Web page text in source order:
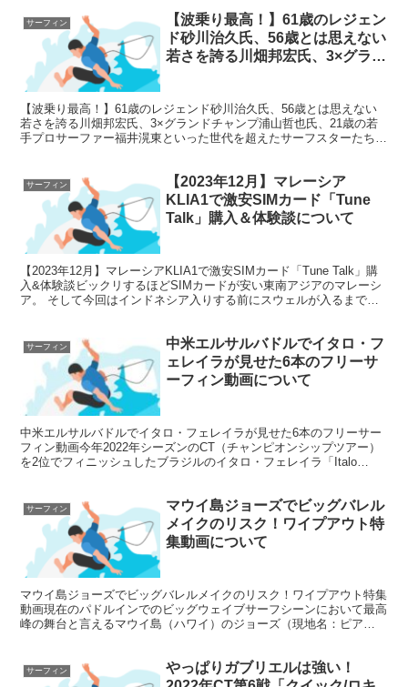
サーフィン
【波乗り最高！】61歳のレジェン
ド砂川治久氏、56歳とは思えない
若さを誇る川畑邦宏氏、3×グラン
た世代を超えたサーフスターたち
によるファンサーフ・セッション
について
【波乗り最高！】61歳のレジェンド砂川治久氏、56歳とは思えない
若さを誇る川畑邦宏氏、3×グランドチャンプ浦山哲也氏、21歳の若
手プロサーファー福井滉東といった世代を超えたサーフスターたちに
サーフィン
【2023年12月】マレーシア
KLIA1で激安SIMカード「Tune
Talk」購入＆体験談について
【2023年12月】マレーシアKLIA1で激安SIMカード「Tune Talk」購
入&体験談ビックリするほどSIMカードが安い東南アジアのマレーシ
ア。 そして今回はインドネシア入りする前にスウェルが入るまでク
サーフィン
中米エルサルバドルでイタロ・フ
ェレイラが見せた6本のフリーサ
ーフィン動画について
中米エルサルバドルでイタロ・フェレイラが見せた6本のフリーサー
フィン動画今年2022年シーズンのCT（チャンピオンシップツアー）
を2位でフィニッシュしたブラジルのイタロ・フェレイラ「Italo
サーフィン
マウイ島ジョーズでビッグバレル
メイクのリスク！ワイプアウト特
集動画について
マウイ島ジョーズでビッグバレルメイクのリスク！ワイプアウト特集
動画現在のパドルインでのビッグウェイブサーフシーンにおいて最高
峰の舞台と言えるマウイ島（ハワイ）のジョーズ（現地名：ピア
サーフィン
やっぱりガブリエルは強い！